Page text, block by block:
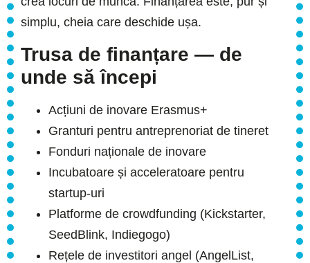
simplu, cheia care deschide ușa.
Trusa de finanțare — de
unde să începi
Acțiuni de inovare Erasmus+
Granturi pentru antreprenoriat de tineret
Fonduri naționale de inovare
Incubatoare și acceleratoare pentru
startup-uri
Platforme de crowdfunding (Kickstarter,
SeedBlink, Indiegogo)
Rețele de investitori angel (AngelList,